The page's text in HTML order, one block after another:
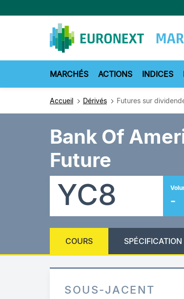
au
MARCHÉS ACTIONS INDICES
Accueil Dérivés Futures sur
Bank Of
Future
YC8 -
COURS SPÉCIFICATION
SOUS-JACENT